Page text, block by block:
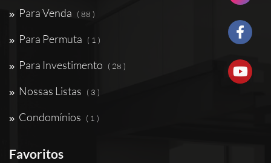
Para Venda ( 88 )
Para Permuta ( 1 )
Para Investimento ( 28 )
Nossas Listas ( 3 )
Condomínios ( 1 )
Favoritos